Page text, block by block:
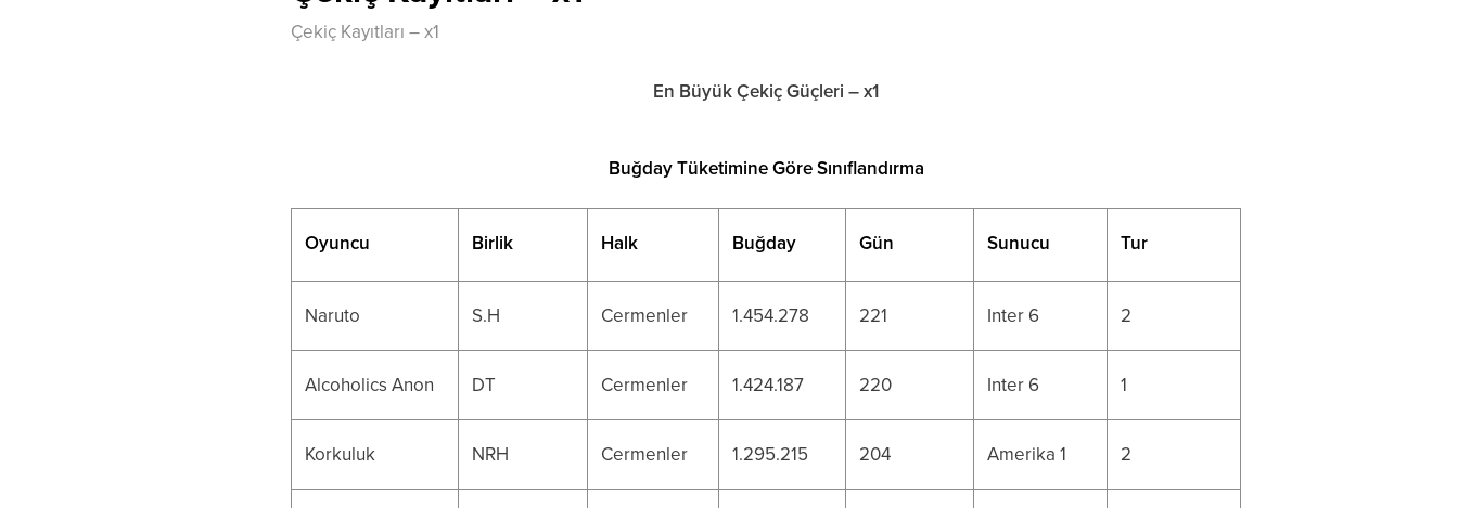
Çekiç Kayıtları – x1
En Büyük Çekiç Güçleri – x1
Buğday Tüketimine Göre Sınıflandırma
Oyuncu Birlik Halk Buğday Gün Sunucu Tur
Naruto S.H Cermenler 1.454.278 221 Inter 6 2
Alcoholics Anon DT Cermenler 1.424.187 220 Inter 6 1
Korkuluk NRH Cermenler 1.295.215 204 Amerika 1 2